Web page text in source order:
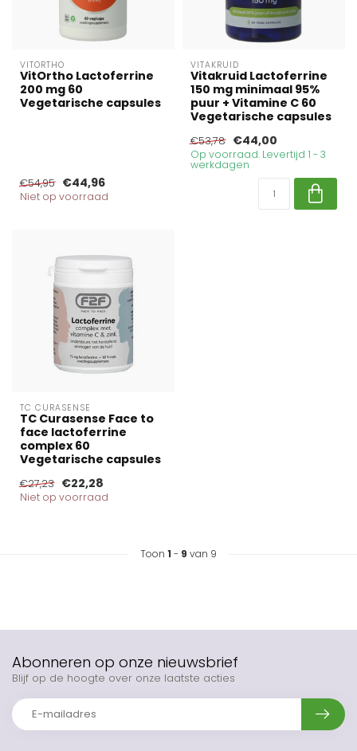
VITORTHO
VitOrtho Lactoferrine
200 mg 60
Vegetarische capsules
€54,95 €44,96
Niet op voorraad
VITAKRUID
Vitakruid Lactoferrine
150 mg minimaal 95%
puur + Vitamine C 60
Vegetarische capsules
€53,78 €44,00
Op voorraad. Levertijd 1 - 3
werkdagen
TC CURASENSE
TC Curasense Face to
face lactoferrine
complex 60
Vegetarische capsules
€27,23 €22,28
Niet op voorraad
Toon 1 - 9 van 9
Abonneren op onze nieuwsbrief
Blijf op de hoogte over onze laatste acties